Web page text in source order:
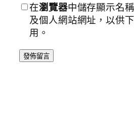
在瀏覽器中儲存顯示名
及個人網站網址，以供
用。